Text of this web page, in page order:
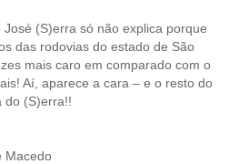
José (S)erra só não explica porque
das rodovias do estado de São
mais caro em comparado com o
Aí, aparece a cara – e o resto do
do (S)erra!!
Macedo